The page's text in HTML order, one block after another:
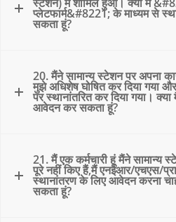
प्लेटफार्म&#8221; के माध्यम से
सकता हूं?
20. मैंने सामान्य स्टेशन पर अपना
मुझे अधिशेष घोषित कर दिया गया
पर स्थानांतरित कर दिया गया।
आवेदन कर सकता हूं?
21. मैं एक कर्मचारी हूं मैंने
पूरे नहीं किए हैं,मैं एनईआर/एचएस/
स्थानांतरण के लिए आवेदन करना
सकता हूं?